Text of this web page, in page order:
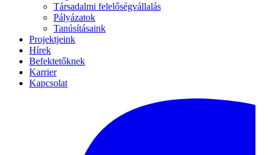
Társadalmi felelőségvállalás
Pályázatok
Tanúsításaink
Projektjeink
Hírek
Befektetőknek
Karrier
Kapcsolat